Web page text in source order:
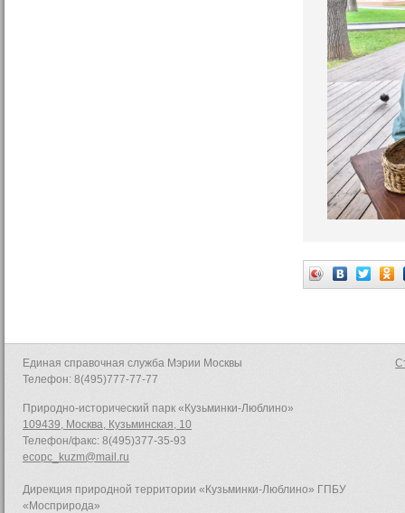
Единая справочная служба Мэрии Москвы
Телефон: 8(495)777-77-77
Природно-исторический парк «Кузьминки-Люблино»
109439, Москва, Кузьминская, 10
Телефон/факс: 8(495)377-35-93
ecopc_kuzm@mail.ru
Дирекция природной территории «Кузьминки-Люблино» ГПБУ
«Мосприрода»